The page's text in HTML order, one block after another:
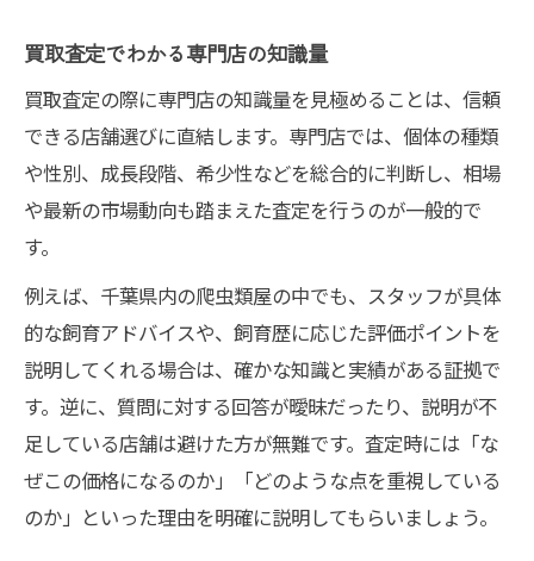
買取査定でわかる専門店の知識量
買取査定の際に専門店の知識量を見極めることは、信頼
できる店舗選びに直結します。専門店では、個体の種類
や性別、成長段階、希少性などを総合的に判断し、相場
や最新の市場動向も踏まえた査定を行うのが一般的で
す。
例えば、千葉県内の爬虫類屋の中でも、スタッフが具体
的な飼育アドバイスや、飼育歴に応じた評価ポイントを
説明してくれる場合は、確かな知識と実績がある証拠で
す。逆に、質問に対する回答が曖昧だったり、説明が不
足している店舗は避けた方が無難です。査定時には「な
ぜこの価格になるのか」「どのような点を重視している
のか」といった理由を明確に説明してもらいましょう。